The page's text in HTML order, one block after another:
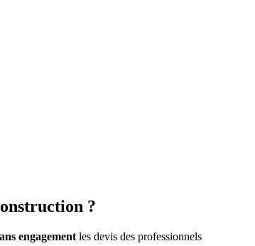
?
engagement les devis des professionnels